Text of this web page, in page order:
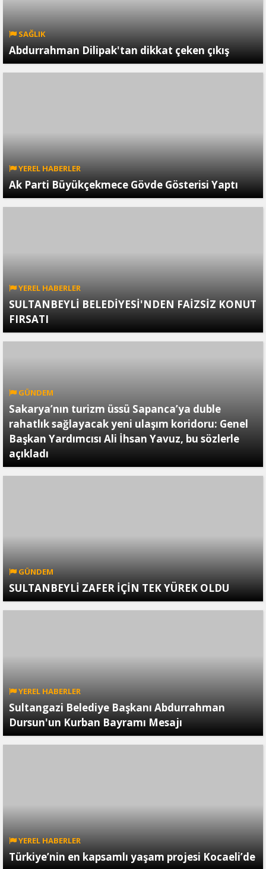
SAĞLIK
Abdurrahman Dilipak'tan dikkat çeken çıkış
YEREL HABERLER
Ak Parti Büyükçekmece Gövde Gösterisi Yaptı
YEREL HABERLER
SULTANBEYLİ BELEDİYESİ'NDEN FAİZSİZ KONUT
FIRSATI
GÜNDEM
Sakarya’nın turizm üssü Sapanca’ya duble
rahatlık sağlayacak yeni ulaşım koridoru: Genel
Başkan Yardımcısı Ali İhsan Yavuz, bu sözlerle
açıkladı
GÜNDEM
SULTANBEYLİ ZAFER İÇİN TEK YÜREK OLDU
YEREL HABERLER
Sultangazi Belediye Başkanı Abdurrahman
Dursun'un Kurban Bayramı Mesajı
YEREL HABERLER
Türkiye’nin en kapsamlı yaşam projesi Kocaeli’de